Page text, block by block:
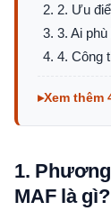
2. Ưu
3. Ai
4. Công
Xem thêm
1.
MAF là gì?